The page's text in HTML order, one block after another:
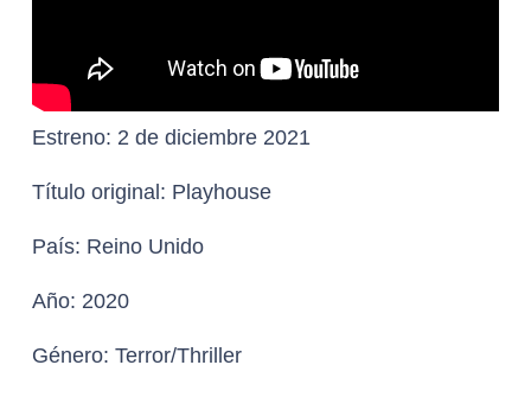
Estreno: 2 de diciembre 2021
Título original: Playhouse
País: Reino Unido
Año: 2020
Género: Terror/Thriller